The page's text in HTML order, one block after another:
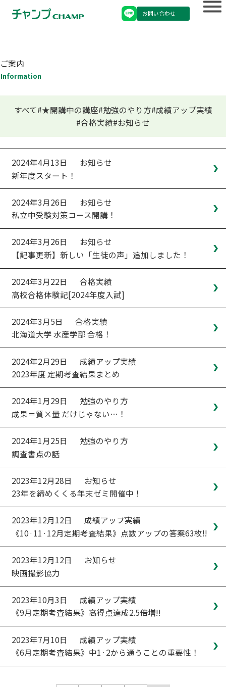
お問い合わせ
ご案内
Information
すべて ★開講中の講座 勉強のやり方 成績アップ実績
合格実績 お知らせ
2024年4月13日
お知らせ
新年度スタート！
2024年3月26日
お知らせ
私立中受験対策コース開講！
2024年3月26日
お知らせ
【記事更新】新しい「生徒の声」追加しました！
2024年3月22日
合格実績
高校合格体験記[2024年度入試]
2024年3月5日
合格実績
北海道大学 水産学部 合格！
2024年2月29日
成績アップ実績
2023年度 定期考査結果まとめ
2024年1月29日
勉強のやり方
成果＝質×量 だけじゃない…！
2024年1月25日
勉強のやり方
調査書点の話
2023年12月28日
お知らせ
23年を締めくくる年末ゼミ開催中！
2023年12月12日
成績アップ実績
《10·11·12月定期考査結果》点数アップの答案63枚!!
2023年12月12日
お知らせ
映画撮影協力
2023年10月3日
成績アップ実績
《9月定期考査結果》高得点達成2.5倍増!!
2023年7月10日
成績アップ実績
《6月定期考査結果》中1·2から通うことの重要性！